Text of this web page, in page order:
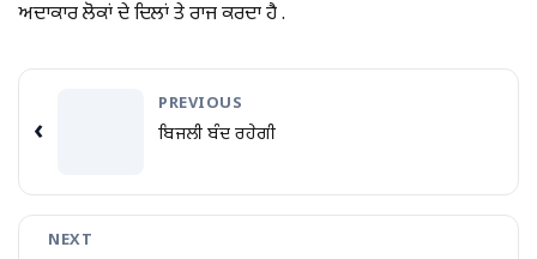
ਅਦਾਕਾਰ ਲੋਕਾਂ ਦੇ ਦਿਲਾਂ ਤੇ ਰਾਜ ਕਰਦਾ ਹੈ .
‹
PREVIOUS
ਬਿਜਲੀ ਬੰਦ ਰਹੇਗੀ
NEXT